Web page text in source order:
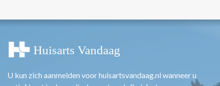
U kun zich aanmelden voor huisartsvandaag.nl wanneer u